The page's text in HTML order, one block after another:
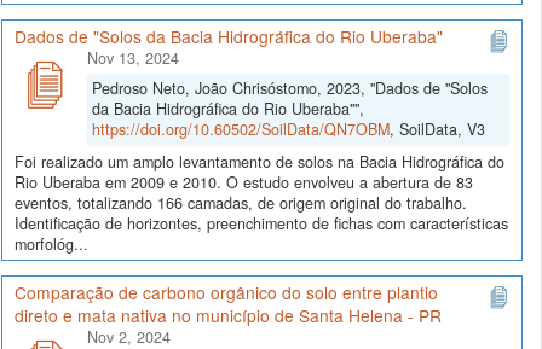
Dados de "Solos da Bacia Hidrográfica do Rio Uberaba"
Nov 13, 2024
Pedroso Neto, João Chrisóstomo, 2023, "Dados de "Solos
da Bacia Hidrográfica do Rio Uberaba"",
https://doi.org/10.60502/SoilData/QN7OBM, SoilData, V3
Foi realizado um amplo levantamento de solos na Bacia Hidrográfica do
Rio Uberaba em 2009 e 2010. O estudo envolveu a abertura de 83
eventos, totalizando 166 camadas, de origem original do trabalho.
Identificação de horizontes, preenchimento de fichas com características
morfológ...
Comparação de carbono orgânico do solo entre plantio
direto e mata nativa no município de Santa Helena - PR
Nov 2, 2024